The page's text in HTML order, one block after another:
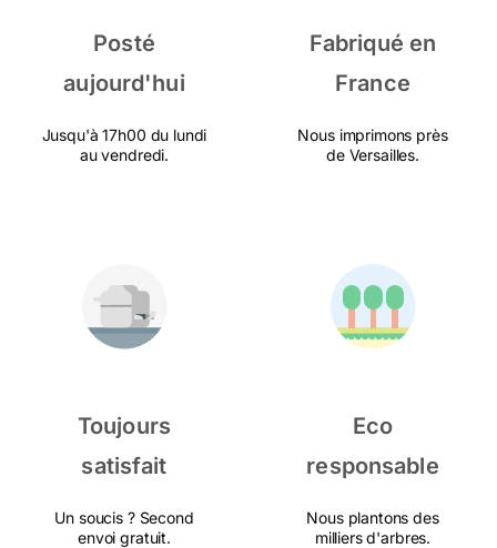
Posté
aujourd'hui
Jusqu'à 17h00 du lundi
au vendredi.
Fabriqué en
France
Nous imprimons près
de Versailles.
Toujours
satisfait
Un soucis ? Second
envoi gratuit.
Eco
responsable
Nous plantons des
milliers d'arbres.